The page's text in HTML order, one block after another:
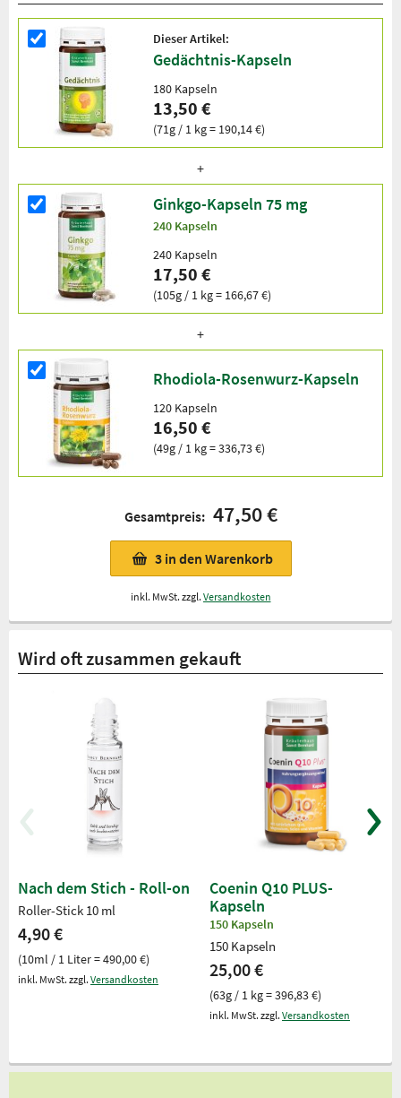
Dieser Artikel:
Gedächtnis-Kapseln
180 Kapseln
13,50 €
(71g / 1 kg = 190,14 €)
Ginkgo-Kapseln 75 mg
240 Kapseln
240 Kapseln
17,50 €
(105g / 1 kg = 166,67 €)
Rhodiola-Rosenwurz-Kapseln
120 Kapseln
16,50 €
(49g / 1 kg = 336,73 €)
Gesamtpreis: 47,50 €
3 in den Warenkorb
inkl. MwSt. zzgl. Versandkosten
Wird oft zusammen gekauft
Nach dem Stich - Roll-on
Roller-Stick 10 ml
4,90 €
(10ml / 1 Liter = 490,00 €)
inkl. MwSt. zzgl. Versandkosten
Coenin Q10 PLUS-
Kapseln
150 Kapseln
150 Kapseln
25,00 €
(63g / 1 kg = 396,83 €)
inkl. MwSt. zzgl. Versandkosten